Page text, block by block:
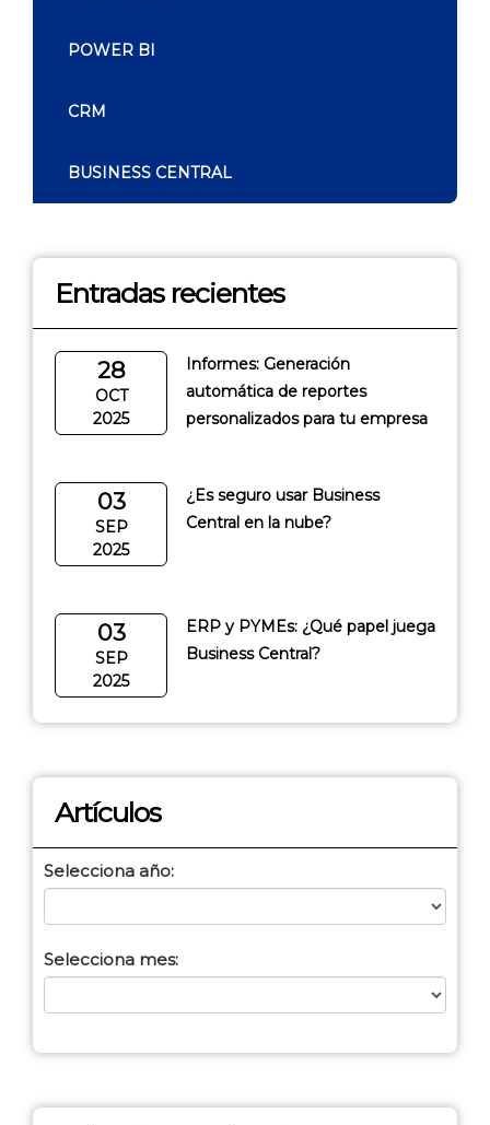
POWER BI
CRM
BUSINESS CENTRAL
Entradas recientes
28
OCT
2025
Informes: Generación
automática de reportes
personalizados para tu empresa
03
SEP
2025
¿Es seguro usar Business
Central en la nube?
03
SEP
2025
ERP y PYMEs: ¿Qué papel juega
Business Central?
Artículos
Selecciona año:
Selecciona mes: